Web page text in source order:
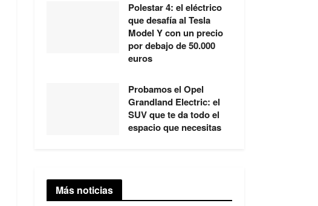
Polestar 4: el eléctrico
que desafía al Tesla
Model Y con un precio
por debajo de 50.000
euros
Probamos el Opel
Grandland Electric: el
SUV que te da todo el
espacio que necesitas
Más noticias